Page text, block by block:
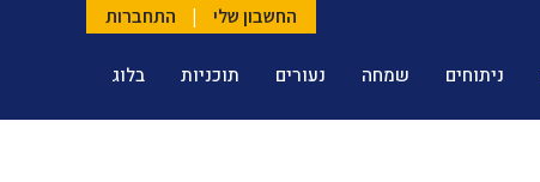
החשבון שלי | התחברות
ניתוחים שמחה נעורים תוכניות בלוג